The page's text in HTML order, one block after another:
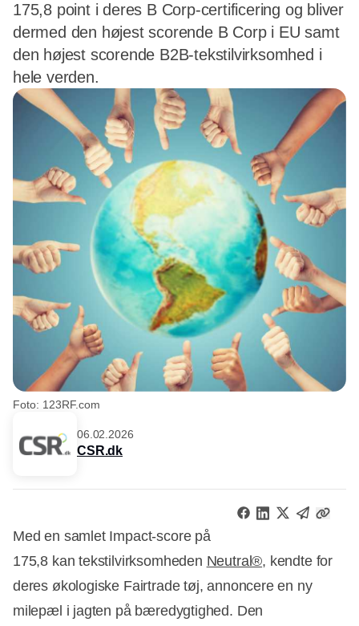
175,8 point i deres B Corp-certificering og bliver
dermed den højest scorende B Corp i EU samt
den højest scorende B2B-tekstilvirksomhed i
hele verden.
Foto: 123RF.com
06.02.2026
CSR.dk
Med en samlet Impact-score på
175,8 kan tekstilvirksomheden Neutral®, kendte for
deres økologiske Fairtrade tøj, annoncere en ny
milepæl i jagten på bæredygtighed. Den